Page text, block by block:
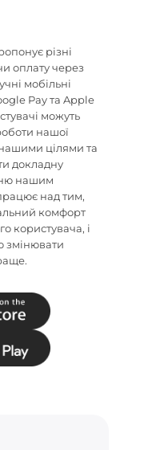
різні
оплату через
мобільні
Pay та Apple
можуть
нашої
цілями та
докладну
нашим
над тим,
комфорт
користувача, і
змінювати